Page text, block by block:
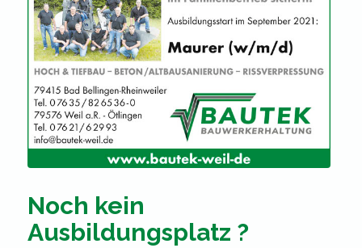
Noch kein
Ausbildungsplatz ?